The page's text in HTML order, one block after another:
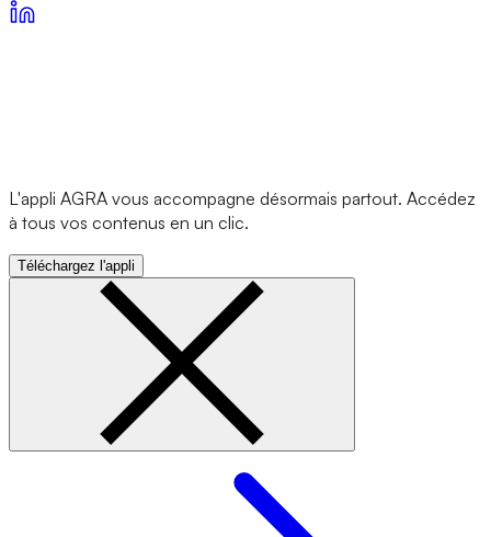
L'appli AGRA vous accompagne désormais partout. Accédez
à tous vos contenus en un clic.
Téléchargez l'appli